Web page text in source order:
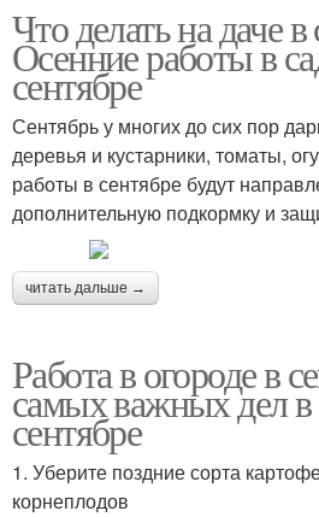
Что делать на даче в
Осенние работы в
сентябре
Сентябрь у многих до сих пор
деревья и кустарники, томаты,
работы в сентябре будут
дополнительную подкормку и
читать дальше →
Работа в огороде в
самых важных дел в
сентябре
1. Уберите поздние сорта
корнеплодов